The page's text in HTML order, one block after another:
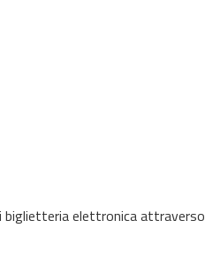
biglietteria elettronica attraverso